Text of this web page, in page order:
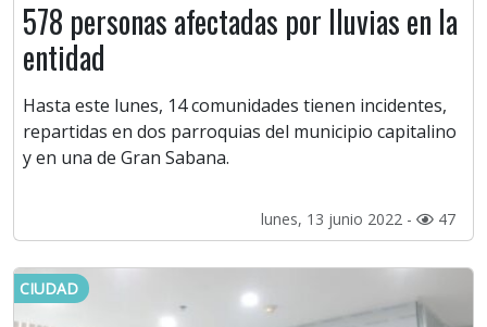
578 personas afectadas por lluvias en la
entidad
Hasta este lunes, 14 comunidades tienen incidentes,
repartidas en dos parroquias del municipio capitalino
y en una de Gran Sabana.
lunes, 13 junio 2022 - 47
CIUDAD